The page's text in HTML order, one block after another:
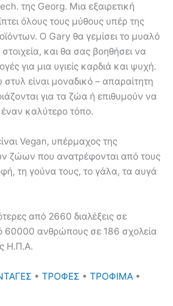
της Georg. Μια εξαιρετική
όλους τους μύθους υπέρ της
Ο Gary θα γεμίσει το μυαλό
και θα σας βοηθήσει να
για μια υγιείς καρδιά και ψυχή.
είναι μοναδικό – απαραίτητη
για τα ζώα ή επιθυμούν να
καλύτερο τόπο.
Vegan, υπέρμαχος της
ζώων που ανατρέφονται από τους
τη γούνα τους, το γάλα, τα αυγά
από 2660 διαλέξεις σε
60000 ανθρώπους σε 186 σχολεία
Η.Π.Α.
• ΤΡΟΦΕΣ • ΤΡΟΦΙΜΑ •